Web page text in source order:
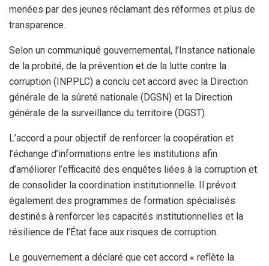
menées par des jeunes réclamant des réformes et plus de
transparence.
Selon un communiqué gouvernemental, l’Instance nationale
de la probité, de la prévention et de la lutte contre la
corruption (INPPLC) a conclu cet accord avec la Direction
générale de la sûreté nationale (DGSN) et la Direction
générale de la surveillance du territoire (DGST).
L’accord a pour objectif de renforcer la coopération et
l’échange d’informations entre les institutions afin
d’améliorer l’efficacité des enquêtes liées à la corruption et
de consolider la coordination institutionnelle. Il prévoit
également des programmes de formation spécialisés
destinés à renforcer les capacités institutionnelles et la
résilience de l’État face aux risques de corruption.
Le gouvernement a déclaré que cet accord « reflète la